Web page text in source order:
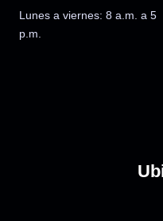
Lunes a viernes: 8 a.m. a 5
p.m.